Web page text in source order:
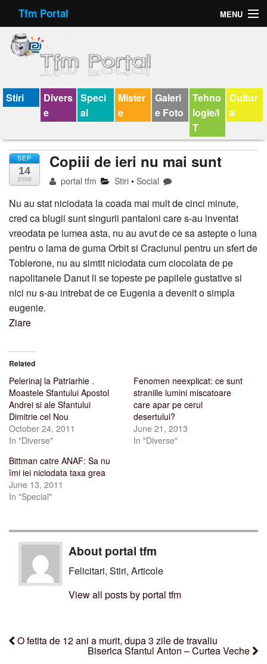
Tfm Portal MENU
Forum
Felicitari animate
Virtual Cards
Jocuri
Horoscop
Wallpaper
V-chat
Stiri
Divers
e
Speci
al
Mister
e
Galeri
e Foto
Tehno
logie/I
T
Cultur
a
SEP
14
2009
Copiii de ieri nu mai sunt
portal tfm Stiri •Social
Nu au stat niciodata la coada mai mult de cinci minute,
cred ca blugii sunt singurii pantaloni care s-au inventat
vreodata pe lumea asta, nu au avut de ce sa astepte o luna
pentru o lama de guma Orbit si Craciunul pentru un sfert de
Toblerone, nu au simtit niciodata cum ciocolata de pe
napolitanele Danut li se topeste pe papilele gustative si
nici nu s-au intrebat de ce Eugenia a devenit o simpla
eugenie.
Ziare
Related
Pelerinaj la Patriarhie .
Moastele Sfantului Apostol
Andrei si ale Sfantului
Dimitrie cel Nou
October 24, 2011
In "Diverse"
Fenomen neexplicat: ce sunt
straniile lumini miscatoare
care apar pe cerul
desertului?
June 21, 2013
In "Diverse"
Bittman catre ANAF: Sa nu
îmi iei niciodata taxa grea
June 13, 2011
In "Special"
About portal tfm
Felicitari, Stiri, Articole
View all posts by portal tfm
O fetita de 12 ani a murit, dupa 3 zile de travaliu
Biserica Sfantul Anton – Curtea Veche